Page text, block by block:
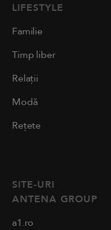
LIFESTYLE
Familie
Timp liber
Relații
Modă
Rețete
SITE-URI
ANTENA GROUP
a1.ro